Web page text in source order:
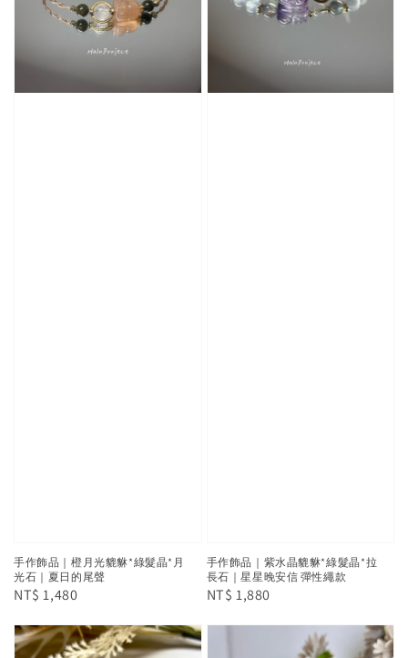
手作飾品｜橙月光貔貅*綠髮晶*月
光石｜夏日的尾聲
Regular
NT$ 1,480
手作飾品｜紫水晶貔貅*綠髮晶*拉
長石｜星星晚安信 彈性繩款
Regular
NT$ 1,880